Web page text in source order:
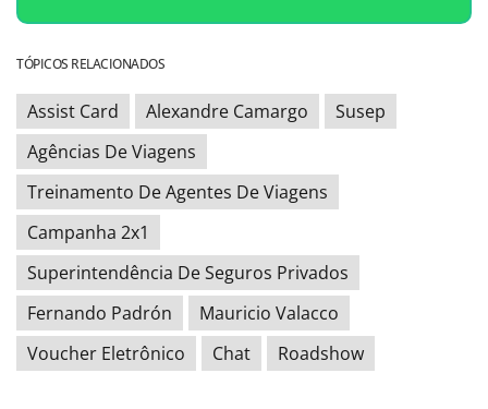
TÓPICOS RELACIONADOS
Assist Card Alexandre Camargo
Susep
Agências De Viagens
Treinamento De Agentes De Viagens
Campanha 2x1
Superintendência De Seguros Privados
Fernando Padrón
Mauricio Valacco
Voucher Eletrônico
Chat Roadshow